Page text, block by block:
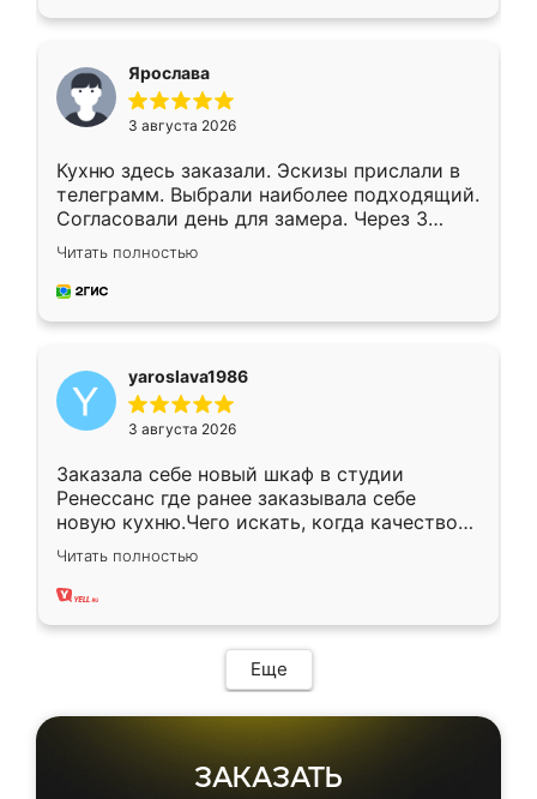
Ярослава
3 августа 2026
Кухню здесь заказали. Эскизы прислали в
телеграмм. Выбрали наиболее подходящий.
Согласовали день для замера. Через 3
недели кухня была уже готова. Остались
довольны работой. Спасибо Ренессанс
мебель за качественную работу!
Читать полностью
yaroslava1986
3 августа 2026
Заказала себе новый шкаф в студии
Ренессанс где ранее заказывала себе
новую кухню.Чего искать, когда качеством
вполне довольна. Служит кухня уже почти
два года, нареканий нет.
Читать полностью
Еще
ЗАКАЗАТЬ